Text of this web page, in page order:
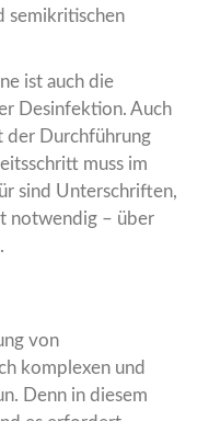
semikritischen
ist auch die
Desinfektion. Auch
der Durchführung
muss im
sind Unterschriften,
notwendig – über
von
komplexen und
Denn in diesem